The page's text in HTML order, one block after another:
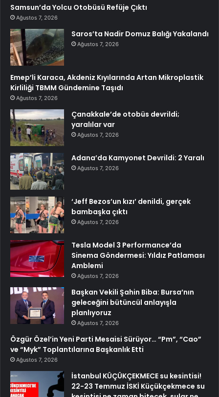
Samsun’da Yolcu Otobüsü Refüje Çıktı
Ağustos 7, 2026
Saros’ta Nadir Domuz Balığı Yakalandı
Ağustos 7, 2026
Emep’li Karaca, Akdeniz Kıyılarında Artan Mikroplastik
Kirliliği TBMM Gündemine Taşıdı
Ağustos 7, 2026
Çanakkale’de otobüs devrildi;
yaralılar var
Ağustos 7, 2026
Adana’da Kamyonet Devrildi: 2 Yaralı
Ağustos 7, 2026
‘Jeff Bezos’un kızı’ denildi, gerçek
bambaşka çıktı
Ağustos 7, 2026
Tesla Model 3 Performance’da
Sinema Göndermesi: Yıldız Patlaması
Amblemi
Ağustos 7, 2026
Başkan Vekili Şahin Biba: Bursa’nın
geleceğini bütüncül anlayışla
planlıyoruz
Ağustos 7, 2026
Özgür Özel’in Yeni Parti Mesaisi Sürüyor… “Pm”, “Cao”
ve “Myk” Toplantılarına Başkanlık Etti
Ağustos 7, 2026
İstanbul KÜÇÜKÇEKMECE su kesintisi!
22-23 Temmuz İSKİ Küçükçekmece su